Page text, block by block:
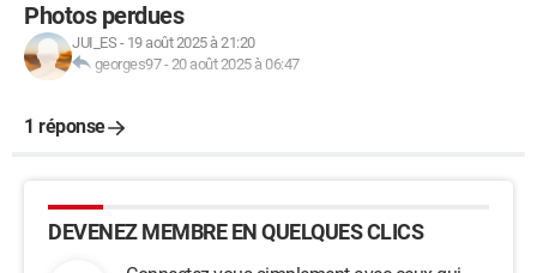
Photos perdues
JUI_ES - 19 août 2025 à 21:20
georges97-20 août 2025 à 06:47
1 réponse
DEVENEZ MEMBRE EN QUELQUES CLICS